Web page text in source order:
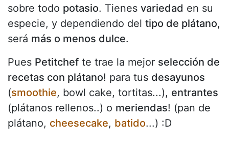
sobre todo potasio. Tienes variedad en su
especie, y dependiendo del tipo de plátano,
será más o menos dulce.
Pues Petitchef te trae la mejor selección de
recetas con plátano! para tus desayunos
(smoothie, bowl cake, tortitas...), entrantes
(plátanos rellenos..) o meriendas! (pan de
plátano, cheesecake, batido...) :D